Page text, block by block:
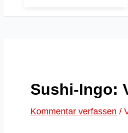
Sushi-Ingo:
Kommentar verfassen /